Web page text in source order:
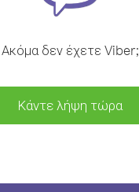
Ακόμα δεν έχετε Viber;
Κάντε λήψη τώρα